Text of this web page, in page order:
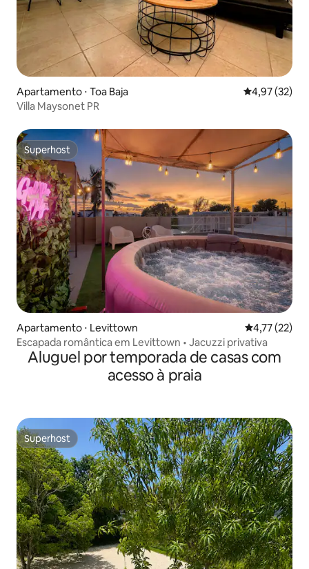
Apartamento ⋅ Toa Baja 4,97 de uma
4,97 (32)
Villa Maysonet PR
Superhost
Superhost
Apartamento ⋅ Levittown 4,77 de uma
4,77 (22)
Escapada romântica em Levittown • Jacuzzi privativa
Aluguel por temporada de casas com
acesso à praia
Superhost
Superhost